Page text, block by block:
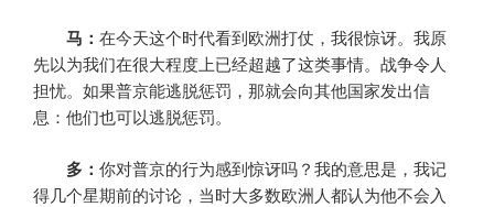
马： 在今天这个时代看到欧洲打仗，我很惊讶。我原
先以为我们在很大程度上已经超越了这类事情。战争令人
担忧。如果普京能逃脱惩罚，那就会向其他国家发出信
息：他们也可以逃脱惩罚。
多： 你对普京的行为感到惊讶吗？我的意思是，我记
得几个星期前的讨论，当时大多数欧洲人都认为他不会入